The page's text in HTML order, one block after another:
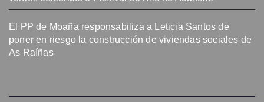
El PP de Moaña responsabiliza a Leticia Santos de
poner en riesgo la construcción de viviendas sociales de
As Raíñas